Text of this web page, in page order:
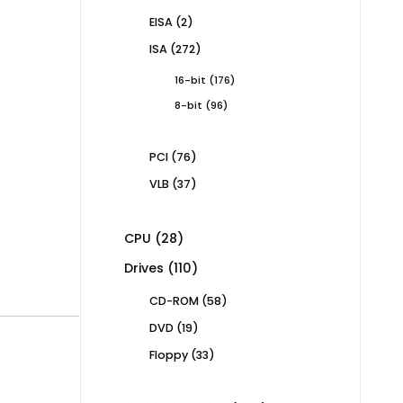
EISA 22
ISA 272272
16-bit 176176
8-bit 9696
PCI 7676
VLB 3737
CPU 2828
products
Drives 110110
CD-ROM 5858
DVD 1919
Floppy 3333